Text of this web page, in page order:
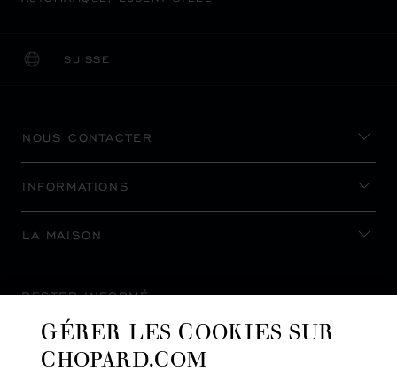
SUISSE
LOCALISATION (CHANGER DE PAYS)
CHANGER DE PAYS
NOUS CONTACTER
INFORMATIONS
LA MAISON
RESTER INFORMÉ
GÉRER LES COOKIES SUR
CHOPARD.COM